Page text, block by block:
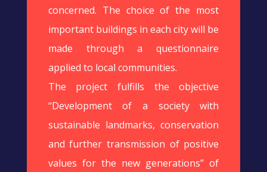
concerned. The choice of the most
important buildings in each city will be
made through a questionnaire
applied to local communities.
The project fulfills the objective
“Development of a society with
sustainable landmarks, conservation
and further transmission of positive
values for the new generations” of